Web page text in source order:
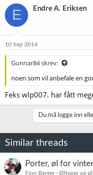
E Endre A. Eriksen
10 Sep 2014
Gunnar84 skrev:
noen som vil anbefale en
Feks wlp007. har fått
Du må logge inn
Similar threads
Porter, øl for
Finn Berger
Øltyper og øl